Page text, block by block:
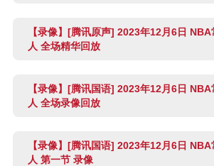
【录像】[腾讯原声] 2023年12月6日
人 全场精华回放
【录像】[腾讯国语] 2023年12月6日
人 全场录像回放
【录像】[腾讯国语] 2023年12月6日
人 第一节 录像